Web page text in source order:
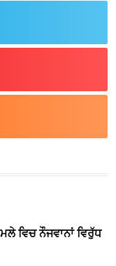
ਵਿਚ ਨੌਜਵਾਨਾਂ ਵਿਰੁੱਧ